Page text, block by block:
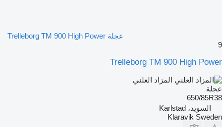
عجلة Trelleborg TM 900 High Power
9
Trelleborg TM 900 High Power
المزاد العلني
عجلة
650/85R38
السويد، Karlstad
Klaravik Sweden